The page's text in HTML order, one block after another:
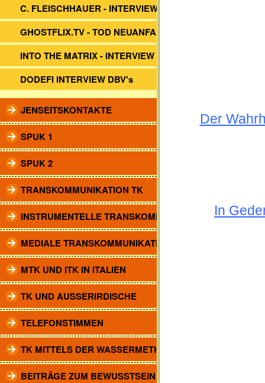
C. FLEISCHHAUER - INTERVIEW DBV.
GHOSTFLIX.TV - TOD NEUANFANG?
INTO THE MATRIX - INTERVIEW
DODEFI INTERVIEW DBV's
JENSEITSKONTAKTE
SPUK 1
SPUK 2
TRANSKOMMUNIKATION TK
INSTRUMENTELLE TRANSKOMM.
MEDIALE TRANSKOMMUNIKATION
MTK UND ITK IN ITALIEN
TK UND AUSSERIRDISCHE
TELEFONSTIMMEN
TK MITTELS DER WASSERMETHODE
BEITRÄGE ZUM BEWUSSTSEIN
Der
In